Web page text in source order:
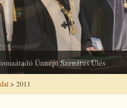
János Szakkollégium
> 2011